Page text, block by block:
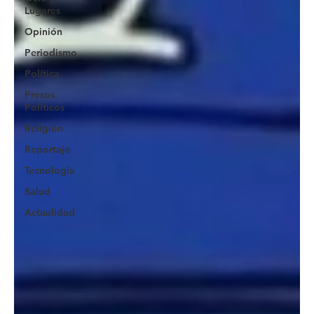
Lugares
Opinión
Periodismo
Política
Presos
Políticos
Religión
Reportaje
Tecnología
Salud
Actualidad